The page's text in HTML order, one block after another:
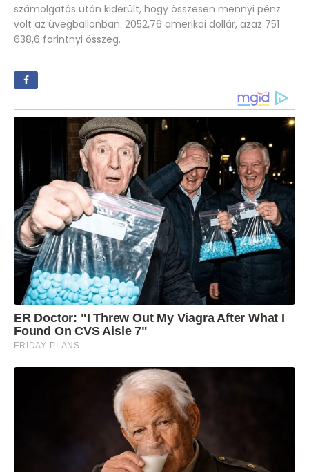
számolgatás után kiderült, hogy összesen mennyi pénz
volt az üvegballonban: 2052,76 amerikai dollár, azaz 751
638,6 forintnyi összeg.